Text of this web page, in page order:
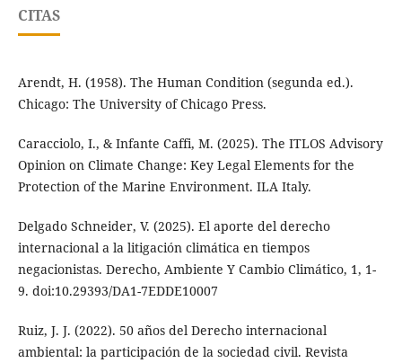
CITAS
Arendt, H. (1958). The Human Condition (segunda ed.).
Chicago: The University of Chicago Press.
Caracciolo, I., & Infante Caffi, M. (2025). The ITLOS Advisory
Opinion on Climate Change: Key Legal Elements for the
Protection of the Marine Environment. ILA Italy.
Delgado Schneider, V. (2025). El aporte del derecho
internacional a la litigación climática en tiempos
negacionistas. Derecho, Ambiente Y Cambio Climático, 1, 1-
9. doi:10.29393/DA1-7EDDE10007
Ruiz, J. J. (2022). 50 años del Derecho internacional
ambiental: la participación de la sociedad civil. Revista